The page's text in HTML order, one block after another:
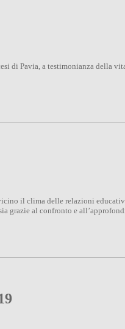
Pavia, a testimonianza della
il clima delle relazioni
grazie al confronto e